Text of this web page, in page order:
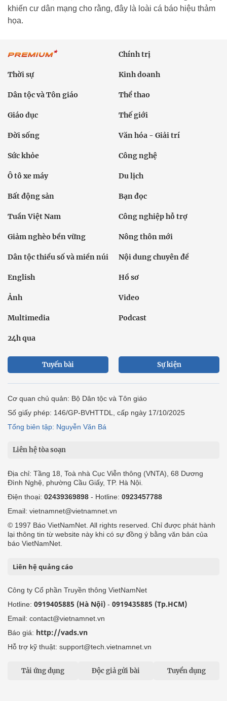
khiến cư dân mạng cho rằng, đây là loài cá báo hiệu thảm
họa.
Chính trị
Thời sự Kinh doanh
Dân tộc và Tôn giáo Thể thao
Giáo dục Thế giới
Đời sống Văn hóa - Giải trí
Sức khỏe Công nghệ
Ô tô xe máy Du lịch
Bất động sản Bạn đọc
Tuần Việt Nam Công nghiệp hỗ trợ
Giảm nghèo bền vững Nông thôn mới
Dân tộc thiểu số và miền núi Nội dung chuyên đề
English Hồ sơ
Ảnh Video
Multimedia Podcast
24h qua
Tuyến bài Sự kiện
Cơ quan chủ quản: Bộ Dân tộc và Tôn giáo
Số giấy phép: 146/GP-BVHTTDL, cấp ngày 17/10/2025
Tổng biên tập: Nguyễn Văn Bá
Liên hệ tòa soạn
Địa chỉ: Tầng 18, Toà nhà Cục Viễn thông (VNTA), 68 Dương
Đình Nghệ, phường Cầu Giấy, TP. Hà Nội.
Điện thoại: 02439369898 - Hotline: 0923457788
Email: vietnamnet@vietnamnet.vn
© 1997 Báo VietNamNet. All rights reserved. Chỉ được phát hành
lại thông tin từ website này khi có sự đồng ý bằng văn bản của
báo VietNamNet.
Liên hệ quảng cáo
Công ty Cổ phần Truyền thông VietNamNet
Hotline: 0919405885 (Hà Nội) - 0919435885 (Tp.HCM)
Email: contact@vietnamnet.vn
Báo giá: http://vads.vn
Hỗ trợ kỹ thuật: support@tech.vietnamnet.vn
Tải ứng dụng Độc giả gửi bài Tuyển dụng